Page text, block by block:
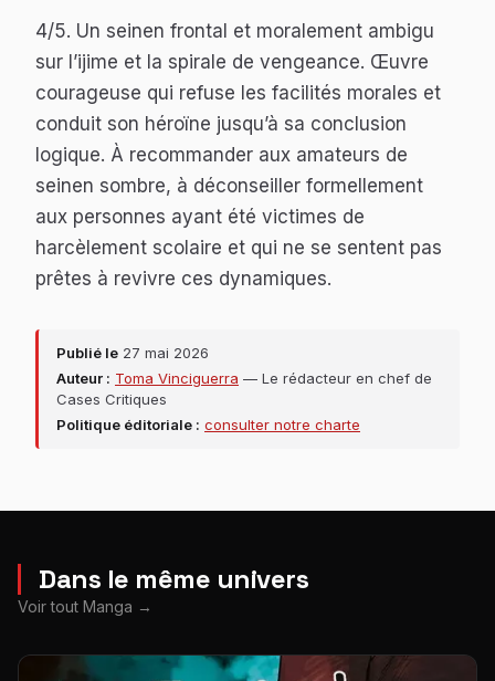
4/5. Un seinen frontal et moralement ambigu
sur l’ijime et la spirale de vengeance. Œuvre
courageuse qui refuse les facilités morales et
conduit son héroïne jusqu’à sa conclusion
logique. À recommander aux amateurs de
seinen sombre, à déconseiller formellement
aux personnes ayant été victimes de
harcèlement scolaire et qui ne se sentent pas
prêtes à revivre ces dynamiques.
Publié le 27 mai 2026
Auteur : Toma Vinciguerra — Le rédacteur en chef de
Cases Critiques
Politique éditoriale : consulter notre charte
Dans le même univers
Voir tout Manga →